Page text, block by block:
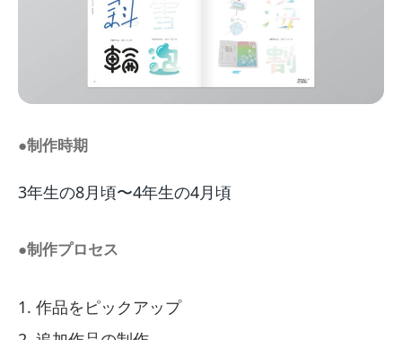
●制作時期
3年生の8月頃〜4年生の4月頃
●制作プロセス
作品をピックアップ